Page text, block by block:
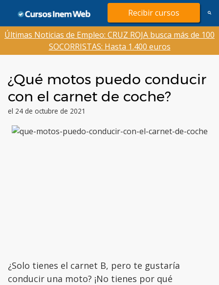
contenido
Recibir cursos
Últimas Noticias de Empleo: CRUZ ROJA busca más de 100
SOCORRISTAS: Hasta 1.400 euros
¿Qué motos puedo conducir
con el carnet de coche?
el 24 de octubre de 2021
¿Solo tienes el carnet B, pero te gustaría
conducir una moto? ¡No tienes por qué